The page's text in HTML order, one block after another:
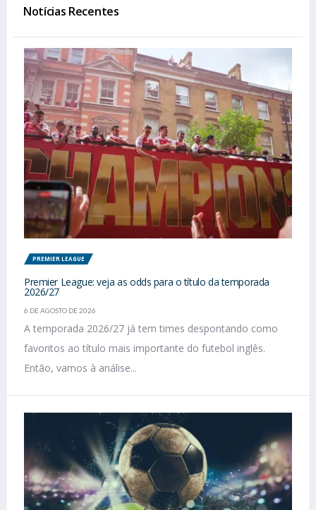
Notícias Recentes
PREMIER LEAGUE
Premier League: veja as odds para o título da temporada
2026/27
6 DE AGOSTO DE 2026
A temporada 2026/27 já tem times despontando como
favoritos ao título mais importante do futebol inglês.
Então, vamos à análise...